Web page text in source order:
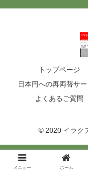
トップページ
日本円への再両替サー
よくあるご質問
© 2020 イラク
メニュー ホーム